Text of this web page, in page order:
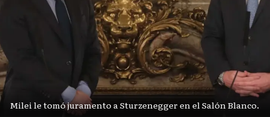
Milei le tomó juramento a Sturzenegger en el Salón Blanco.